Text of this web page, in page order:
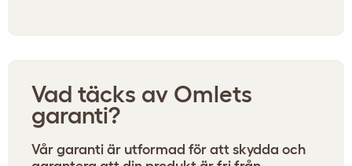
Vad täcks av Omlets
garanti?
Vår garanti är utformad för att skydda och